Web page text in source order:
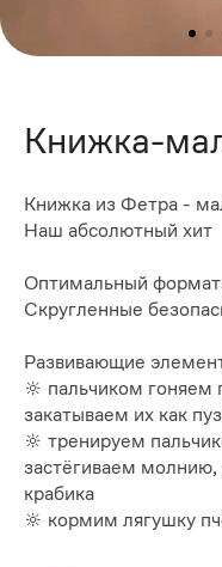
Книжка-
Книжка из Фетра -
Наш абсолютный хит
Оптимальный формат
Скругленные
Развивающие
🔆 пальчиком гоняем
закатываем их как
🔆 тренируем
застёгиваем
крабика
🔆 кормим лягушку